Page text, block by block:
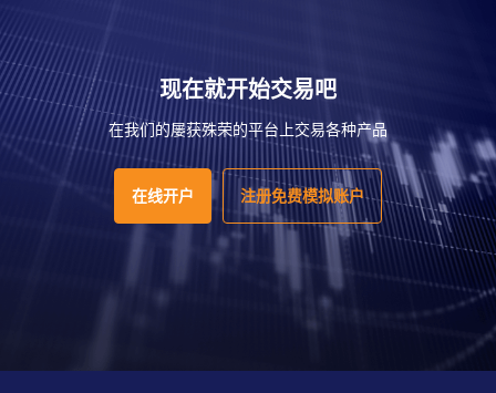
现在就开始交易吧
在我们的屡获殊荣的平台上交易各种产品
在线开户 注册免费模拟账户